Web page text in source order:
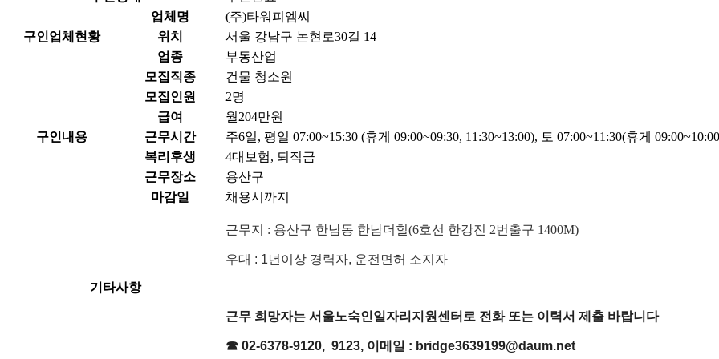
구인업체현황
업체명
(주)타워피엠씨
위치
서울 강남구 논현로30길 14
업종
부동산업
구인내용
모집직종
건물 청소원
모집인원
2명
급여
월204만원
근무시간
주6일, 평일 07:00~15:30 (휴게 09:00~09:30, 11:30~13:00), 토 07:00~11:30(휴게
복리후생
4대보험, 퇴직금
근무장소
용산구
마감일
채용시까지
기타사항
근무지 : 용산구 한남동 한남더힐(6호선 한강진 2번출구 1400M)
우대 : 1년이상 경력자, 운전면허 소지자
근무 희 망자는 서울노숙인일자리지원센터로 전화 또는 이력서 제출 바랍니다
☎​ 02-6378-9120, 9123, 이메일 : bridge3639199@daum.net